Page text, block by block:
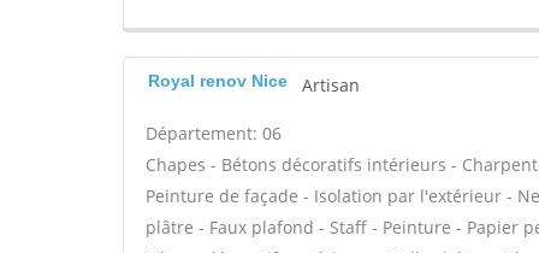
Royal renov Nice Artisan
Département: 06
Chapes - Bétons décoratifs intérieurs -
Peinture de façade - Isolation par l'extérieur -
plâtre - Faux plafond - Staff - Peinture - Papier